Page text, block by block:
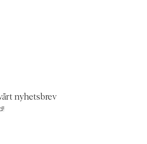
nyhetsbrev